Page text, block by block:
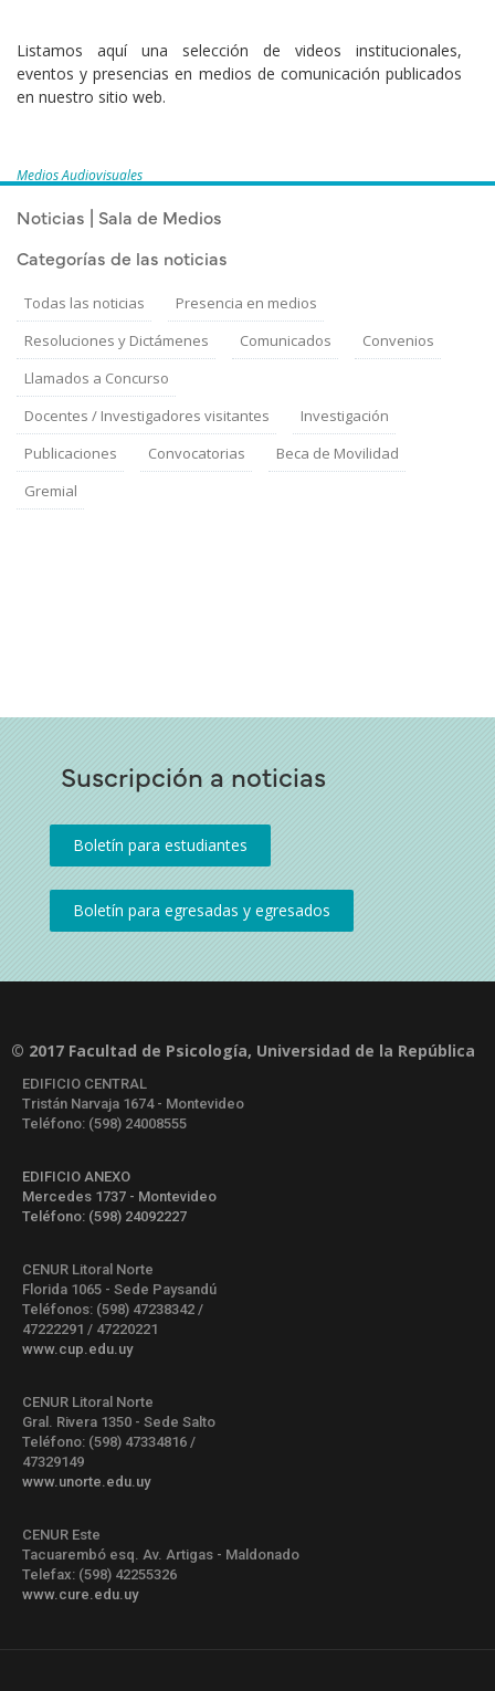
Noticias | Sala de Medios
Categorías de las noticias
Todas las noticias
Presencia en medios
Resoluciones y Dictámenes
Comunicados
Convenios
Llamados a Concurso
Docentes / Investigadores visitantes
Investigación
Publicaciones
Convocatorias
Beca de Movilidad
Gremial
Listamos aquí una selección de videos institucionales,
eventos y presencias en medios de comunicación publicados
en nuestro sitio web.
Medios Audiovisuales
Suscripción a noticias
© 2017 Facultad de Psicología, Universidad de la República
EDIFICIO CENTRAL
Tristán Narvaja 1674 - Montevideo
Teléfono: (598) 24008555
EDIFICIO ANEXO
Mercedes 1737 - Montevideo
Teléfono: (598) 24092227
CENUR Litoral Norte
Florida 1065 - Sede Paysandú
Teléfonos: (598) 47238342 /
47222291 / 47220221
www.cup.edu.uy
CENUR Litoral Norte
Gral. Rivera 1350 - Sede Salto
Teléfono: (598) 47334816 /
47329149
www.unorte.edu.uy
CENUR Este
Tacuarembó esq. Av. Artigas - Maldonado
Telefax: (598) 42255326
www.cure.edu.uy